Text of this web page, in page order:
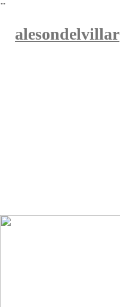
︎
alesondelvillar